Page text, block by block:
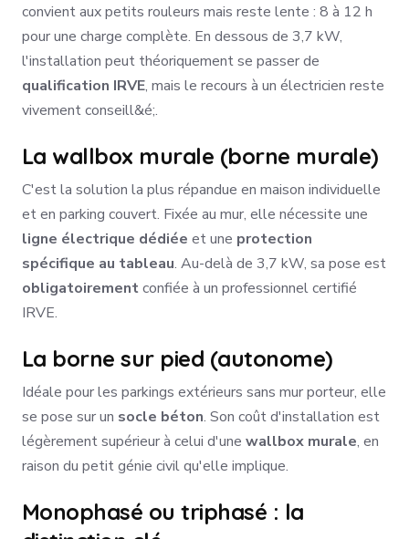
convient aux petits rouleurs mais reste lente : 8 à 12 h
pour une charge complète. En dessous de 3,7 kW,
l'installation peut théoriquement se passer de
qualification IRVE, mais le recours à un électricien reste
vivement conseill&é;.
La wallbox murale (borne murale)
C'est la solution la plus répandue en maison individuelle
et en parking couvert. Fixée au mur, elle nécessite une
ligne électrique dédiée et une protection
spécifique au tableau. Au-delà de 3,7 kW, sa pose est
obligatoirementconfiée à un professionnel certifié
IRVE.
La borne sur pied (autonome)
Idéale pour les parkings extérieurs sans mur porteur, elle
se pose sur un socle béton. Son coût d'installation est
légèrement supérieur à celui d'une wallbox murale, en
raison du petit génie civil qu'elle implique.
Monophasé ou triphasé : la